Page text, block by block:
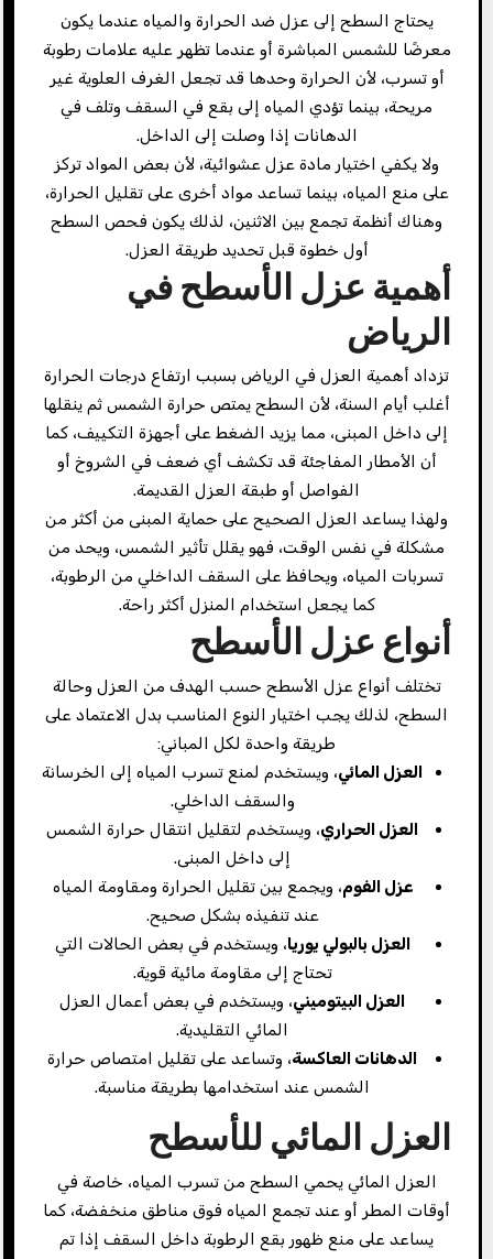
يحتاج السطح إلى عزل ضد الحرارة والمياه عندما يكون
معرضًا للشمس المباشرة أو عندما تظهر عليه علامات رطوبة
أو تسرب، لأن الحرارة وحدها قد تجعل الغرف العلوية غير
مريحة، بينما تؤدي المياه إلى بقع في السقف وتلف في
الدهانات إذا وصلت إلى الداخل.
ولا يكفي اختيار مادة عزل عشوائية، لأن بعض المواد تركز
على منع المياه، بينما تساعد مواد أخرى على تقليل الحرارة،
وهناك أنظمة تجمع بين الاثنين، لذلك يكون فحص السطح
أول خطوة قبل تحديد طريقة العزل.
أهمية عزل الأسطح في
الرياض
تزداد أهمية العزل في الرياض بسبب ارتفاع درجات الحرارة
أغلب أيام السنة، لأن السطح يمتص حرارة الشمس ثم ينقلها
إلى داخل المبنى، مما يزيد الضغط على أجهزة التكييف، كما
أن الأمطار المفاجئة قد تكشف أي ضعف في الشروخ أو
الفواصل أو طبقة العزل القديمة.
ولهذا يساعد العزل الصحيح على حماية المبنى من أكثر من
مشكلة في نفس الوقت، فهو يقلل تأثير الشمس، ويحد من
تسربات المياه، ويحافظ على السقف الداخلي من الرطوبة،
كما يجعل استخدام المنزل أكثر راحة.
أنواع عزل الأسطح
تختلف أنواع عزل الأسطح حسب الهدف من العزل وحالة
السطح، لذلك يجب اختيار النوع المناسب بدل الاعتماد على
طريقة واحدة لكل المباني:
العزل المائي، ويستخدم لمنع تسرب المياه إلى الخرسانة
والسقف الداخلي.
العزل الحراري، ويستخدم لتقليل انتقال حرارة الشمس
إلى داخل المبنى.
عزل الفوم، ويجمع بين تقليل الحرارة ومقاومة المياه
عند تنفيذه بشكل صحيح.
العزل بالبولي يوريا، ويستخدم في بعض الحالات التي
تحتاج إلى مقاومة مائية قوية.
العزل البيتوميني، ويستخدم في بعض أعمال العزل
المائي التقليدية.
الدهانات العاكسة، وتساعد على تقليل امتصاص حرارة
الشمس عند استخدامها بطريقة مناسبة.
العزل المائي للأسطح
العزل المائي يحمي السطح من تسرب المياه، خاصة في
أوقات المطر أو عند تجمع المياه فوق مناطق منخفضة، كما
يساعد على منع ظهور بقع الرطوبة داخل السقف إذا تم